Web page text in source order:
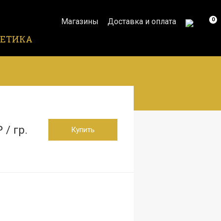
Магазины Доставка и оплата 0
Купить
/ гр.